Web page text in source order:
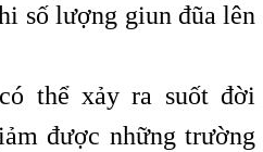
số lượng giun đũa lên
thể xảy ra suốt đời
được những trường